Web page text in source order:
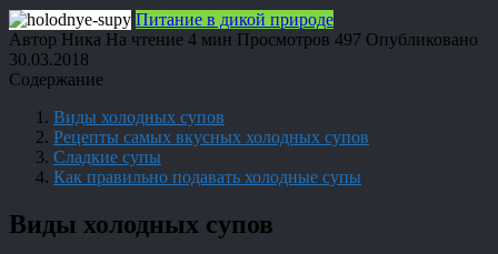
Питание в дикой природе
Автор Ника На чтение 4 мин Просмотров 497 Опубликовано
30.03.2018
Содержание
Виды холодных супов
Рецепты самых вкусных холодных супов
Сладкие супы
Как правильно подавать холодные супы
Виды холодных супов